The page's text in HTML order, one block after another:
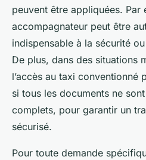
peuvent être appliquées. Par
accompagnateur peut être
indispensable à la sécurité
De plus, dans des situations
l’accès au taxi conventionné
si tous les documents ne
complets, pour garantir un
sécurisé.
Pour toute demande